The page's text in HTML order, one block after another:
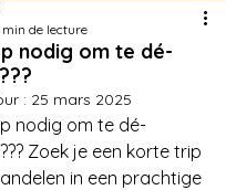
nodig om te dé-
min de lecture
: 25 mars 2025
nodig om te dé-
Zoek je een korte trip
in een prachtige